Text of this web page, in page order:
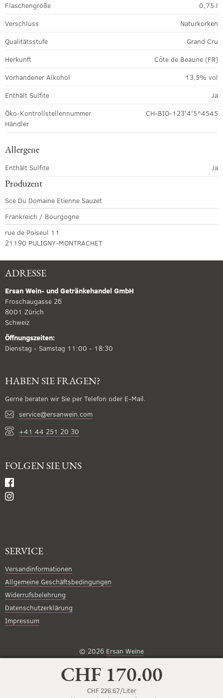
Flaschengröße
0,75 l
Verschluss
Naturkorken
Qualitätsstufe
Grand Cru
Herkunft
Côte de Beaune (FR)
Vorhandener Alkohol
13,5% vol
Enthält Sulfite
Ja
Öko-Kontrollstellennummer
Händler
CH-BIO-123'4'5^4545
Allergene
Enthält Sulfite Ja
CHF 170.00
CHF 226.67/Liter
Produzent
Sce Du Domaine Etienne Sauzet
Frankreich / Bourgogne
rue de Poiseul 11
21190 PULIGNY-MONTRACHET
ADRESSE
Ersan Wein- und Getränkehandel GmbH
Froschaugasse 26
8001 Zürich
Schweiz
Öffnungszeiten:
Dienstag - Samstag 11:00 - 18:30
HABEN SIE FRAGEN?
Gerne beraten wir Sie per Telefon oder E-Mail.
service@ersanwein.com
+41 44 251 20 30
FOLGEN SIE UNS
SERVICE
Versandinformationen
Allgemeine Geschäftsbedingungen
Widerrufsbelehrung
Datenschutzerklärung
Impressum
© 2026 Ersan Weine